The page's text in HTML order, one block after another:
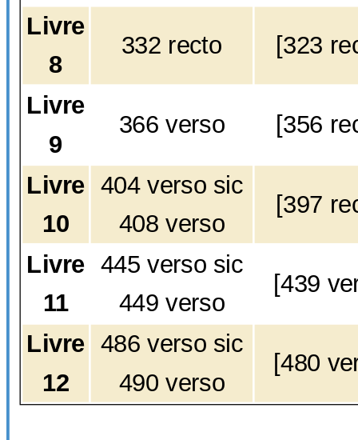
Livre
8
332 recto [323
Livre
9
366 verso [356
Livre
10
404 verso sic
408 verso
[397
Livre
11
445 verso sic
449 verso
[439
Livre
12
486 verso sic
490 verso
[480